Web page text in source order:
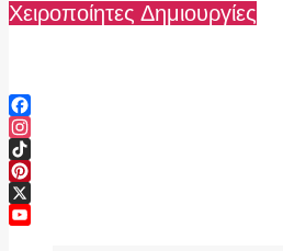
Χειροποίητες Δημιουργίες
Facebook
Instagram
TikTok
Pinterest
X